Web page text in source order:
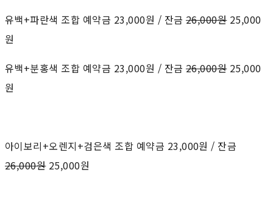
유백+파란색 조합 예약금 23,000원 / 잔금 26,000원25,000
원
유백+분홍색 조합 예약금 23,000원 / 잔금 26,000원25,000
원
아이보리+오렌지+검은색 조합 예약금 23,000원 / 잔금
26,000원25,000원